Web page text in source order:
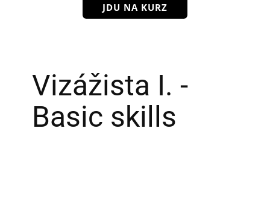
JDU NA KURZ
Vizážista I. -
Basic skills